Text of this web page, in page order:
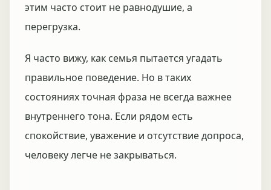
этим часто стоит не равнодушие, а
перегрузка.
Я часто вижу, как семья пытается угадать
правильное поведение. Но в таких
состояниях точная фраза не всегда важнее
внутреннего тона. Если рядом есть
спокойствие, уважение и отсутствие допроса,
человеку легче не закрываться.